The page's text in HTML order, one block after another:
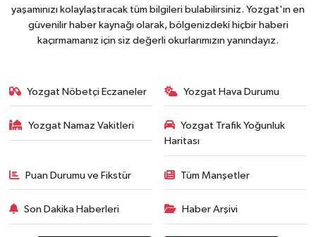
yaşamınızı kolaylaştıracak tüm bilgileri bulabilirsiniz. Yozgat'ın en
güvenilir haber kaynağı olarak, bölgenizdeki hiçbir haberi
kaçırmamanız için siz değerli okurlarımızın yanındayız.
Yozgat Nöbetçi Eczaneler Yozgat Hava Durumu
Yozgat Namaz Vakitleri
Yozgat Trafik Yoğunluk
Haritası
Puan Durumu ve Fikstür Tüm Manşetler
Son Dakika Haberleri Haber Arşivi